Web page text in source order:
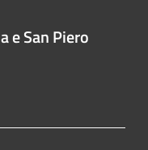
e San Piero